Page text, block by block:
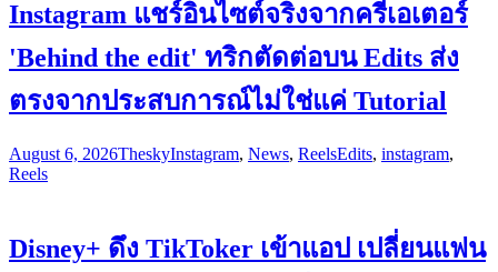
Instagram แชร์อินไซต์จริงจากครีเอเตอร์
'Behind the edit' ทริกตัดต่อบน Edits ส่ง
ตรงจากประสบการณ์ไม่ใช่แค่ Tutorial
August 6, 2026TheskyInstagram, News, ReelsEdits, instagram,
Reels
Disney+ ดึง TikToker เข้าแอป เปลี่ยนแฟน